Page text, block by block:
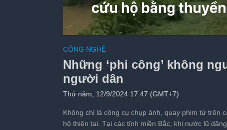
chơi
Tiếp theo sau: s
CÔNG NGHỆ
Những ‘phi công’ không
người dân
Thứ năm, 12/9/2024 17:47 (GMT+7)
Không chỉ là công cụ chụp ảnh, quay phim từ trên
hộ thiên tai. Tại các tỉnh miền Bắc, khi nước lũ